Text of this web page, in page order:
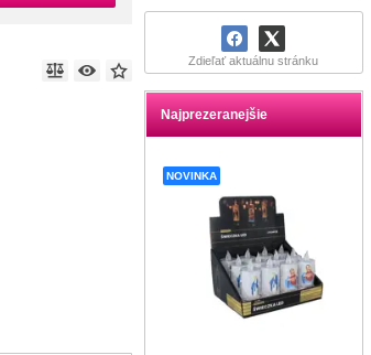
Zdieľať aktuálnu stránku
Najprezeranejšie
NOVINKA